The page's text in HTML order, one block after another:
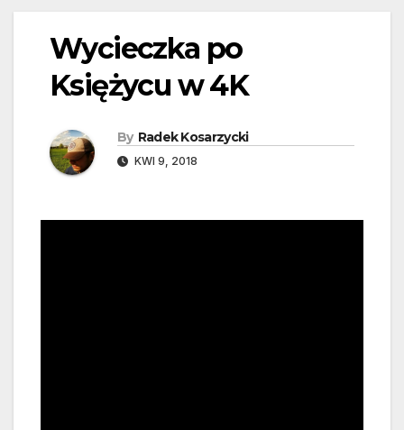
Wycieczka po
Księżycu w 4K
By Radek Kosarzycki
KWI 9, 2018